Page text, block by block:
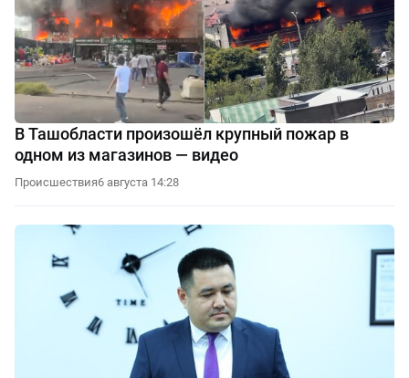
В Ташобласти произошёл крупный пожар в
одном из магазинов — видео
Происшествия6 августа 14:28